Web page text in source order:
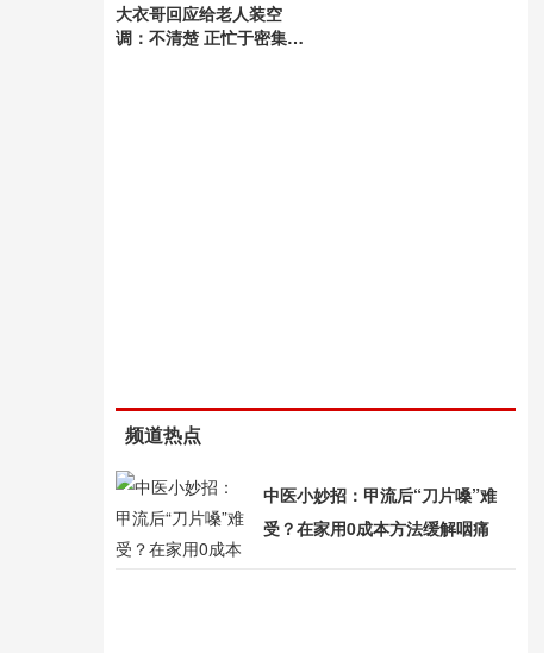
大衣哥回应给老人装空
调：不清楚 正忙于密集演
频道热点
中医小妙招：甲流后“刀片嗓”难
受？在家用0成本方法缓解咽痛